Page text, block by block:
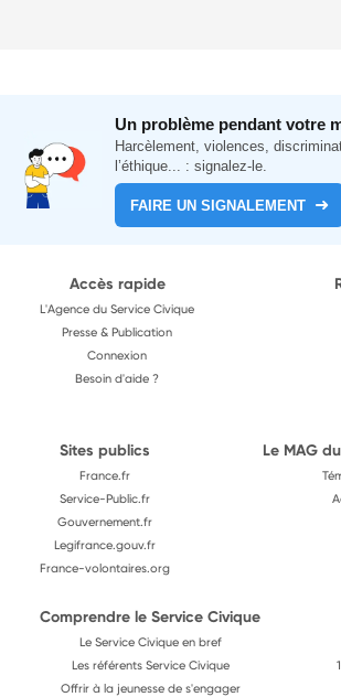
Un problème pendant votre
Harcèlement, violences,
l’éthique... : signalez-le.
FAIRE UN SIGNALEMENT
Accès rapide
L'Agence du Service Civique
Presse & Publication
Connexion
Besoin d'aide ?
Sites publics
France.fr
Service-Public.fr
Gouvernement.fr
Legifrance.gouv.fr
France-volontaires.org
Le MAG
Comprendre le Service Civique
Le Service Civique en bref
Les référents Service Civique
Offrir à la jeunesse de s'engager